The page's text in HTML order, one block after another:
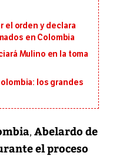
el orden y declara
en Colombia
Mulino en la toma
los grandes
, Abelardo de
el proceso